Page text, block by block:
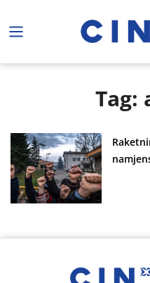
Tag: